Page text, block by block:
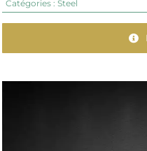
Catégories : Steel